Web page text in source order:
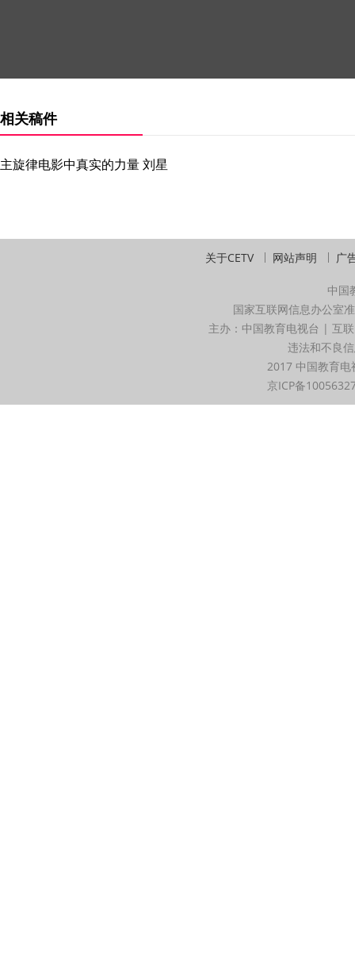
相关稿件
主旋律电影中真实的力量 刘星
关于CETV 网站声明 广
中国
国家互联网信息办公室
主办：中国教育电视台 | 互
违法和不良
2017 中国教育
京ICP备